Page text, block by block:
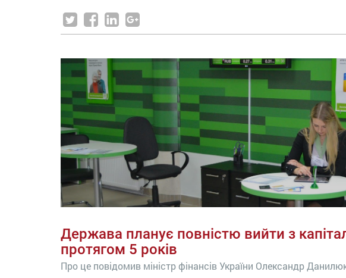
Держава планує повністю вийти з
протягом 5 років
Про це повідомив міністр фінансів України Олександр